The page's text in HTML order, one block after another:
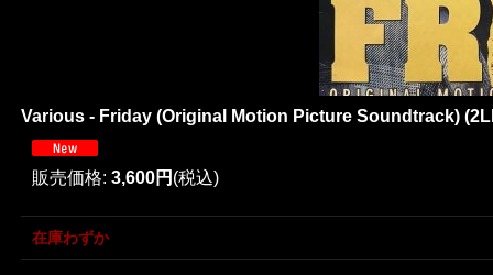
Various - Friday (Original Motion Picture Soundtrack)
販売価格: 3,600円 (税込)
在庫わずか